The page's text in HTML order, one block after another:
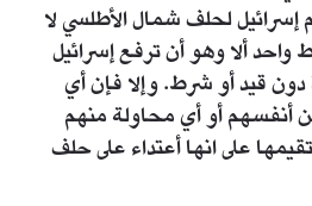
إسرائيل لحلف شمال الأطلسي لا
ألا وهو أن ترفع إسرائيل
قيد أو شرط. وإلا فإن أي
أنفسهم أو أي محاولة منهم
على انها أعتداء على حلف